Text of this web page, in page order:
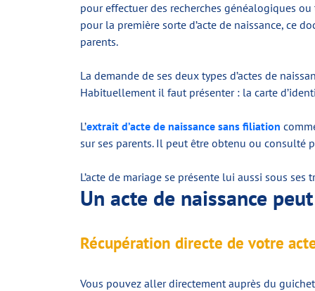
pour effectuer des recherches généalogiques
pour la première sorte d’acte de naissance, ce
parents.
La demande de ses deux types d’actes de
Habituellement il faut présenter : la carte
L’extrait d’acte de naissance sans filiation
sur ses parents. Il peut être obtenu ou consulté
L’acte de mariage se présente lui aussi sous
Un acte de naissance
Récupération directe de votre
Vous pouvez aller directement auprès du